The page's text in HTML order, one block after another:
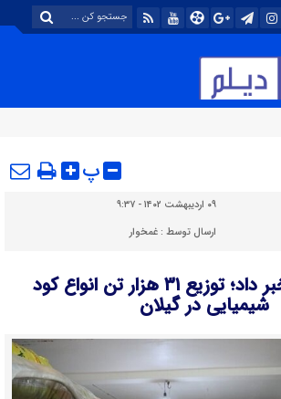
پ
۰۹ اردیبهشت ۱۴۰۲ - ۹:۳۷
ارسال توسط :غمخوار
یک مسئول خبر داد؛ توزیع ۳۱ هزار تن انواع کود
شیمیایی در گیلان